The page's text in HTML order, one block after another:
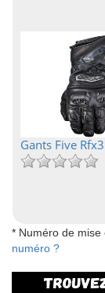
Gants Five Rfx3
* Numéro de
numéro ?